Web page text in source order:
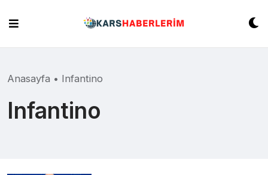
content
Anasayfa • Infantino
Infantino